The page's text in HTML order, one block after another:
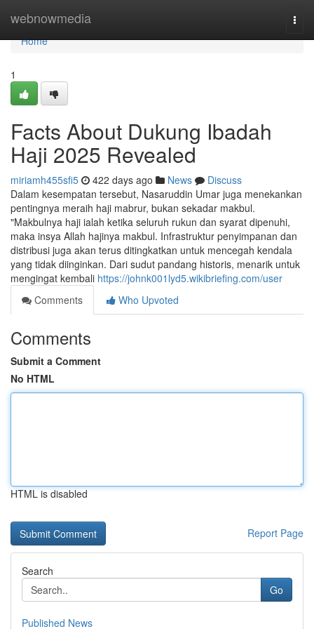
webnowmedia
Home
Home
1
Facts About Dukung Ibadah
Haji 2025 Revealed
miriamh455sfi5 422 days ago News
Discuss
Dalam kesempatan tersebut, Nasaruddin Umar juga menekankan
pentingnya meraih haji mabrur, bukan sekadar makbul.
"Makbulnya haji ialah ketika seluruh rukun dan syarat dipenuhi,
maka insya Allah hajinya makbul. Infrastruktur penyimpanan dan
distribusi juga akan terus ditingkatkan untuk mencegah kendala
yang tidak diinginkan. Dari sudut pandang historis, menarik untuk
mengingat kembali https://johnk001lyd5.wikibriefing.com/user
Comments
Who Upvoted
Comments
Submit a Comment
No HTML
HTML is disabled
Report Page
Search
Go
Published News